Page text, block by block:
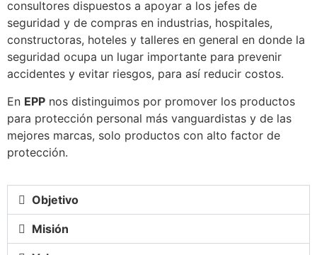
consultores dispuestos a apoyar a los jefes de
seguridad y de compras en industrias, hospitales,
constructoras, hoteles y talleres en general en donde la
seguridad ocupa un lugar importante para prevenir
accidentes y evitar riesgos, para así reducir costos.
En EPP nos distinguimos por promover los productos
para protección personal más vanguardistas y de las
mejores marcas, solo productos con alto factor de
protección.
Objetivo
Misión